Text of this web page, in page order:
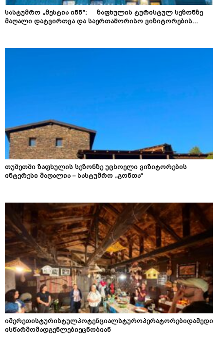
სასტუმრო „მესტია ინნ“: ზაფხულის ტურისტულ სეზონზე
მაღალი დატვირთვა და საერთაშორისო ვიზიტორების...
თუშეთში ზაფხულის სეზონზე უცხოელი ვიზიტორების
ინტერესი მაღალია – სასტუმრო „გონთა“
იმერეთისტურისტულპოტენციალსტუროპერატორებიდამედი
ისწარმომადგენლებიეცნობიან